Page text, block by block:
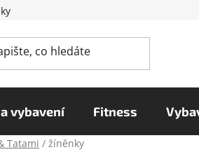
vybavení Fitness
Tatami / žíněnky